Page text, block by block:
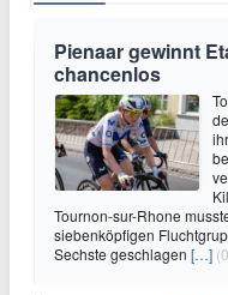
Pienaar gewinnt
chancenlos
Tournon-sur-Rhone
siebenköpfigen
Sechste geschlagen […]